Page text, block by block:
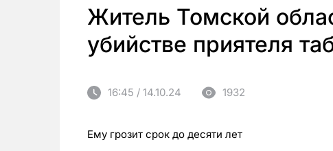
Житель Томской
убийстве приятеля
16:45 / 14.10.24 1932
Ему грозит срок до десяти лет